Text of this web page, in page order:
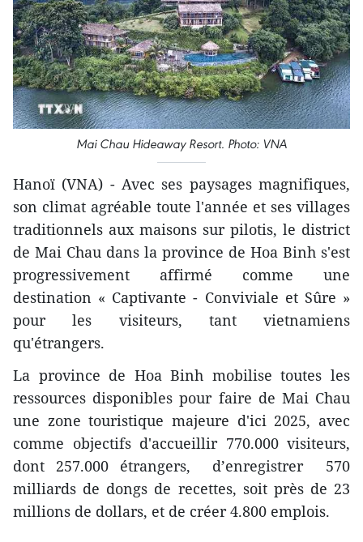
Mai Chau Hideaway Resort. Photo: VNA
Hanoï (VNA) - Avec ses paysages magnifiques,
son climat agréable toute l'année et ses villages
traditionnels aux maisons sur pilotis, le district
de Mai Chau dans la province de Hoa Binh s'est
progressivement affirmé comme une
destination « Captivante - Conviviale et Sûre »
pour les visiteurs, tant vietnamiens
qu'étrangers.
La province de Hoa Binh mobilise toutes les
ressources disponibles pour faire de Mai Chau
une zone touristique majeure d'ici 2025, avec
comme objectifs d'accueillir 770.000 visiteurs,
dont 257.000 étrangers, d’enregistrer 570
milliards de dongs de recettes, soit près de 23
millions de dollars, et de créer 4.800 emplois.